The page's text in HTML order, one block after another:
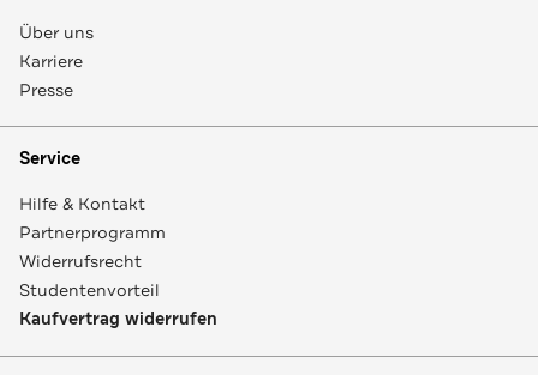
Über uns
Karriere
Presse
Service
Hilfe & Kontakt
Partnerprogramm
Widerrufsrecht
Studentenvorteil
Kaufvertrag widerrufen